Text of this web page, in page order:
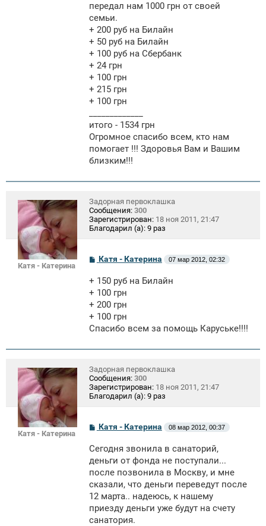
н
и
е
передал нам 1000 грн от своей
семьи.
+ 200 руб на Билайн
+ 50 руб на Билайн
+ 100 руб на Сбербанк
+ 24 грн
+ 100 грн
+ 215 грн
+ 100 грн
итого - 1534 грн
Огромное спасибо всем, кто нам
помогает !!! Здоровья Вам и Вашим
близким!!!
Катя - Катерина
Задорная первоклашка
Сообщения: 300
Зарегистрирован: 18 ноя 2011, 21:47
Благодарил (а): 9 раз
С
б
щ
е
н
и
Катя - Катерина 07 мар 2012, 02:32
+ 150 руб на Билайн
+ 100 грн
+ 200 грн
+ 100 грн
Спасибо всем за помощь Каруське!!!!
Катя - Катерина
Задорная первоклашка
Сообщения: 300
Зарегистрирован: 18 ноя 2011, 21:47
Благодарил (а): 9 раз
С
б
щ
н
и
е
Катя - Катерина 08 мар 2012, 00:37
Сегодня звонила в санаторий,
деньги от фонда не поступали...
после позвонила в Москву, и мне
сказали, что деньги переведут после
12 марта.. надеюсь, к нашему
приезду деньги уже будут на счету
санатория.